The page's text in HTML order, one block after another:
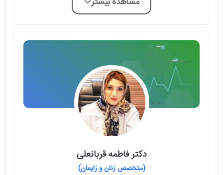
دکتر فاطمه قربانعلی
(متخصص زنان و زایمان)